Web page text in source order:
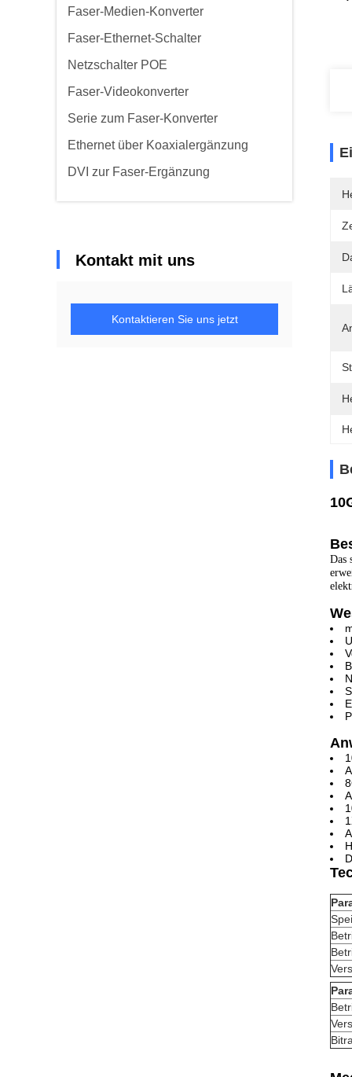
Faser-Medien-Konverter
Faser-Ethernet-Schalter
Netzschalter POE
Faser-Videokonverter
Serie zum Faser-Konverter
Ethernet über Koaxialergänzung
DVI zur Faser-Ergänzung
Kontakt mit uns
Kontaktieren Sie uns jetzt
Das